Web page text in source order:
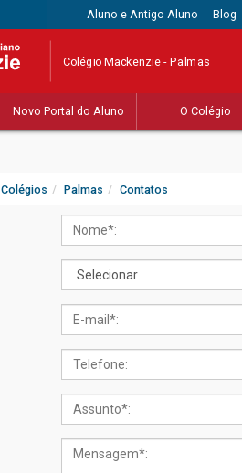
Aluno e Antigo Aluno Blog
Colégio Mackenzie - Palmas
Novo Portal do Aluno O Colégio
Colégios Palmas Contatos